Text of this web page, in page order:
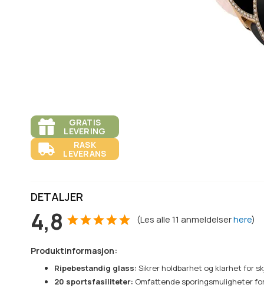
GRATIS
LEVERING
RASK
LEVERANS
DETALJER
4,8 (Les alle11 anmeldelserhere)
Produktinformasjon:
Ripebestandig glass: Sikrer holdbarhet og klarhet for
20 sportsfasiliteter: Omfattende sporingsmuligheter